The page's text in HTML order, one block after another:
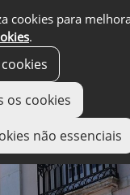
cookies para
.
os cookies
não essenciais